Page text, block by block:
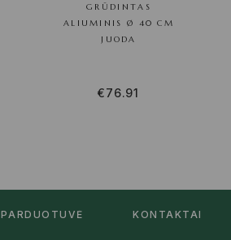
GRŪDINTAS
ALIUMINIS Ø 40 CM
JUODA
€76.91
PARDUOTUVĖ KONTAKTAI